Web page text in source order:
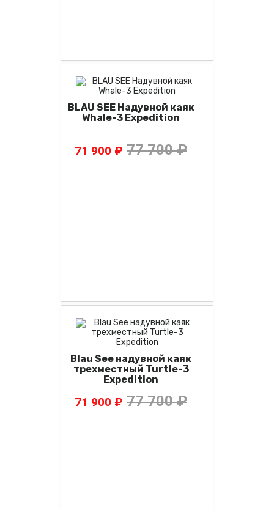
BLAU SEE Надувной каяк
Whale-3 Expedition
71 900 ₽ 77 700 ₽
Blau See надувной каяк
трехместный Turtle-3
Expedition
71 900 ₽ 77 700 ₽